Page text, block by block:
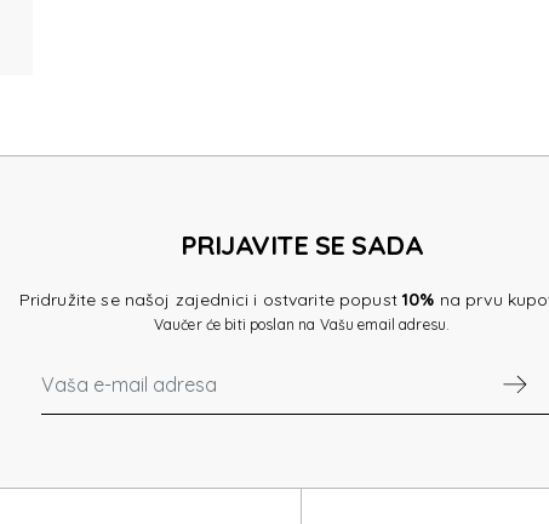
PRIJAVITE SE SADA
Pridružite se našoj zajednici i ostvarite popust10% na prvu
Vaučer će biti poslan na Vašu email adresu.